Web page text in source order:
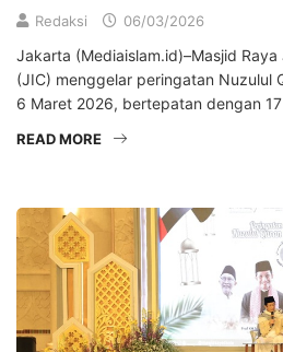
Redaksi 06/03/2026
Jakarta (Mediaislam.id)–Masjid
(JIC) menggelar peringatan Nuzulul
6 Maret 2026, bertepatan dengan
READ MORE